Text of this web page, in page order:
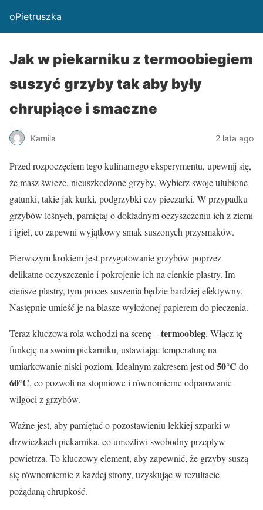
oPietruszka
Jak w piekarniku z termoobiegiem
suszyć grzyby tak aby były
chrupiące i smaczne
Kamila 2 lata ago
Przed rozpoczęciem tego kulinarnego eksperymentu, upewnij się,
że masz świeże, nieuszkodzone grzyby. Wybierz swoje ulubione
gatunki, takie jak kurki, podgrzybki czy pieczarki. W przypadku
grzybów leśnych, pamiętaj o dokładnym oczyszczeniu ich z ziemi
i igieł, co zapewni wyjątkowy smak suszonych przysmaków.
Pierwszym krokiem jest przygotowanie grzybów poprzez
delikatne oczyszczenie i pokrojenie ich na cienkie plastry. Im
cieńsze plastry, tym proces suszenia będzie bardziej efektywny.
Następnie umieść je na blasze wyłożonej papierem do pieczenia.
Teraz kluczowa rola wchodzi na scenę –termoobieg. Włącz tę
funkcję na swoim piekarniku, ustawiając temperaturę na
umiarkowanie niski poziom. Idealnym zakresem jest od 50°C do
60°C, co pozwoli na stopniowe i równomierne odparowanie
wilgoci z grzybów.
Ważne jest, aby pamiętać o pozostawieniu lekkiej szparki w
drzwiczkach piekarnika, co umożliwi swobodny przepływ
powietrza. To kluczowy element, aby zapewnić, że grzyby suszą
się równomiernie z każdej strony, uzyskując w rezultacie
pożądaną chrupkość.